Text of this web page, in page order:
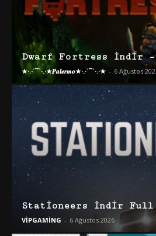
Dwarf Fortress İndir
★·.·´¯`·.·★𝑷𝒂𝒍𝒆𝒓𝒎𝒐★·.·´¯`·.·★ - 6 Ağustos
Stationeers İndir Full
VİPGAMİNG - 6 Ağustos 2026